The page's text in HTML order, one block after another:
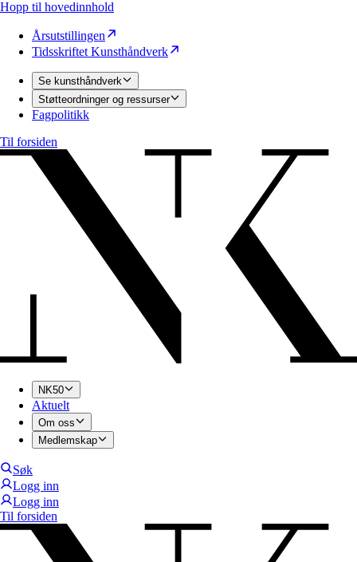
Hopp til hovedinnhold
Årsutstillingen
Tidsskriftet Kunsthåndverk
Se kunsthåndverk
Støtteordninger og ressurser
Fagpolitikk
Til forsiden
NK50
Aktuelt
Om oss
Medlemskap
Søk
Logg inn
Logg inn
Til forsiden